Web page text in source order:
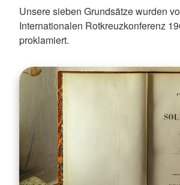
Unsere sieben Grundsätze wurden
Internationalen Rotkreuzkonferenz
proklamiert.